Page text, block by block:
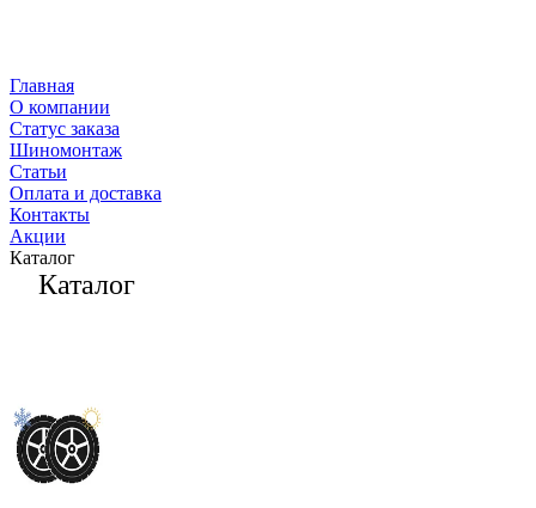
Главная
О компании
Статус заказа
Шиномонтаж
Статьи
Оплата и доставка
Контакты
Акции
Каталог
Каталог